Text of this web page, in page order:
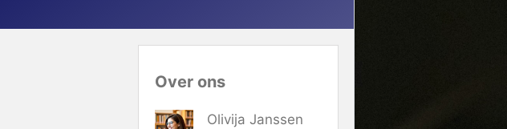
Over ons
Olivija Janssen